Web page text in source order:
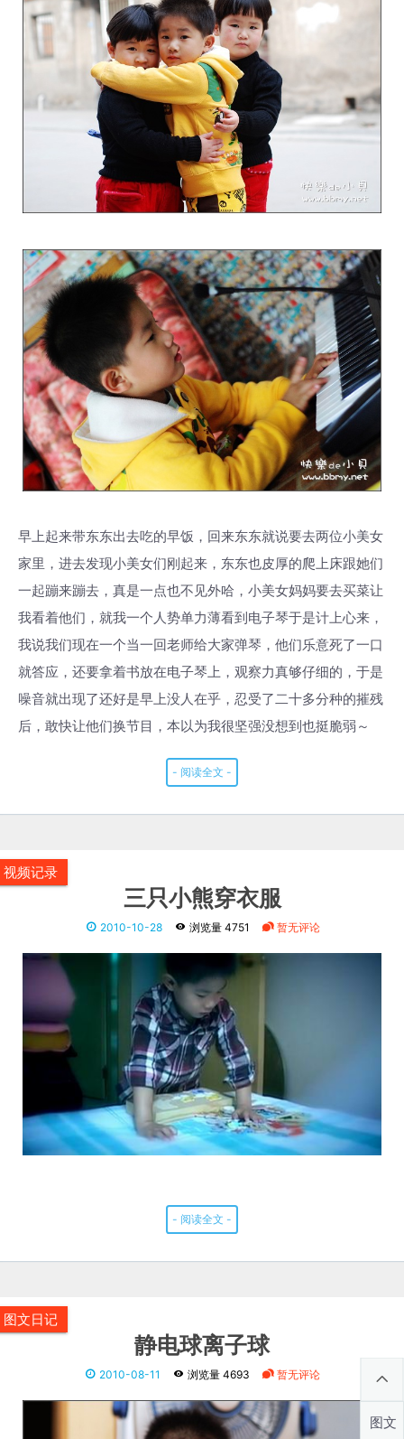
早上起来带东东出去吃的早饭，回来东东就说要去两位小美女
家里，进去发现小美女们刚起来，东东也皮厚的爬上床跟她们
一起蹦来蹦去，真是一点也不见外哈，小美女妈妈要去买菜让
我看着他们，就我一个人势单力薄看到电子琴于是计上心来，
我说我们现在一个当一回老师给大家弹琴，他们乐意死了一口
就答应，还要拿着书放在电子琴上，观察力真够仔细的，于是
噪音就出现了还好是早上没人在乎，忍受了二十多分种的摧残
后，敢快让他们换节目，本以为我很坚强没想到也挺脆弱～
- 阅读全文 -
视频记录
三只小熊穿衣服
2010-10-28 浏览量 4751 暂无评论
- 阅读全文 -
图文日记
静电球离子球
2010-08-11 浏览量 4693 暂无评论
图文